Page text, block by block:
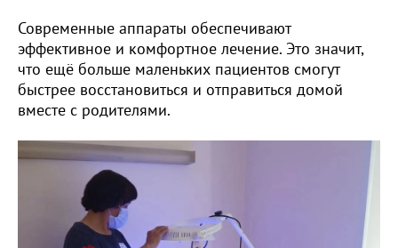
Современные аппараты обеспечивают
эффективное и комфортное лечение. Это значит,
что ещё больше маленьких пациентов смогут
быстрее восстановиться и отправиться домой
вместе с родителями.